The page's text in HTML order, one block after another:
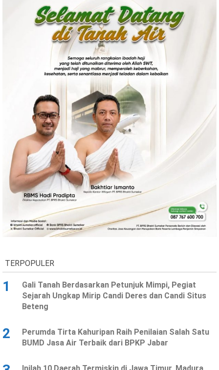
TERPOPULER
1
Gali Tanah Berdasarkan Petunjuk Mimpi, Pegiat
Sejarah Ungkap Mirip Candi Deres dan Candi Situs
Beteng
2
Perumda Tirta Kahuripan Raih Penilaian Salah Satu
BUMD Jasa Air Terbaik dari BPKP Jabar